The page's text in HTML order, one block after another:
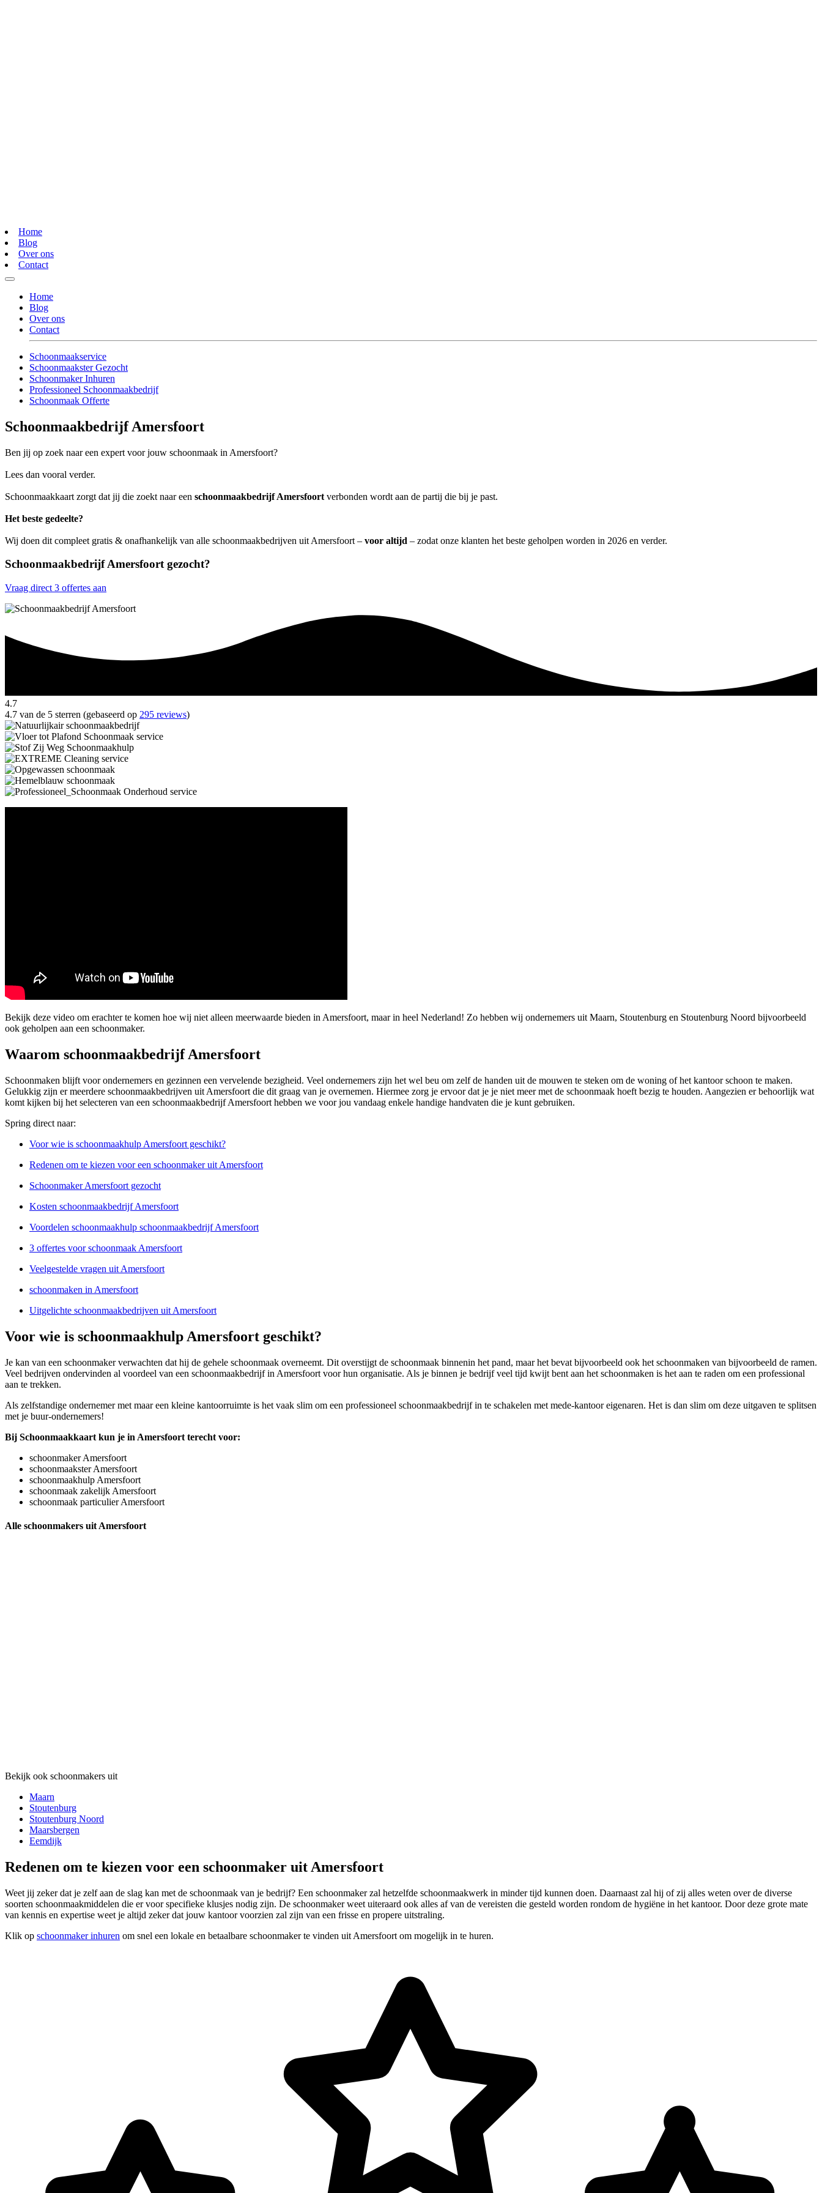
Home
Blog
Over ons
Contact
Home
Blog
Over ons
Contact
Schoonmaakservice
Schoonmaakster Gezocht
Schoonmaker Inhuren
Professioneel Schoonmaakbedrijf
Schoonmaak Offerte
Schoonmaakbedrijf Amersfoort
Ben jij op zoek naar een expert voor jouw schoonmaak in Amersfoort?
Lees dan vooral verder.
Schoonmaakkaart zorgt dat jij die zoekt naar een schoonmaakbedrijf Amersfoort verbonden wordt aan de partij die bij je past.
Het beste gedeelte?
Wij doen dit compleet gratis & onafhankelijk van alle schoonmaakbedrijven uit Amersfoort – voor altijd – zodat onze klanten het beste geholpen worden in 2026 en verder.
Schoonmaakbedrijf Amersfoort gezocht?
Vraag direct 3 offertes aan
4.7
4.7 van de 5 sterren (gebaseerd op 295 reviews)
Bekijk deze video om erachter te komen hoe wij niet alleen meerwaarde bieden in Amersfoort, maar in heel Nederland! Zo hebben wij ondernemers uit Maarn, Stoutenburg en Stoutenburg Noord bijvoorbeeld
ook geholpen aan een schoonmaker.
Waarom schoonmaakbedrijf Amersfoort
Schoonmaken blijft voor ondernemers en gezinnen een vervelende bezigheid. Veel ondernemers zijn het wel beu om zelf de handen uit de mouwen te steken om de woning of het kantoor schoon te maken.
Gelukkig zijn er meerdere schoonmaakbedrijven uit Amersfoort die dit graag van je overnemen. Hiermee zorg je ervoor dat je je niet meer met de schoonmaak hoeft bezig te houden. Aangezien er behoorlijk wat
komt kijken bij het selecteren van een schoonmaakbedrijf Amersfoort hebben we voor jou vandaag enkele handige handvaten die je kunt gebruiken.
Spring direct naar:
Voor wie is schoonmaakhulp Amersfoort geschikt?
Redenen om te kiezen voor een schoonmaker uit Amersfoort
Schoonmaker Amersfoort gezocht
Kosten schoonmaakbedrijf Amersfoort
Voordelen schoonmaakhulp schoonmaakbedrijf Amersfoort
3 offertes voor schoonmaak Amersfoort
Veelgestelde vragen uit Amersfoort
schoonmaken in Amersfoort
Uitgelichte schoonmaakbedrijven uit Amersfoort
Voor wie is schoonmaakhulp Amersfoort geschikt?
Je kan van een schoonmaker verwachten dat hij de gehele schoonmaak overneemt. Dit overstijgt de schoonmaak binnenin het pand, maar het bevat bijvoorbeeld ook het schoonmaken van bijvoorbeeld de ramen.
Veel bedrijven ondervinden al voordeel van een schoonmaakbedrijf in Amersfoort voor hun organisatie. Als je binnen je bedrijf veel tijd kwijt bent aan het schoonmaken is het aan te raden om een professional
aan te trekken.
Als zelfstandige ondernemer met maar een kleine kantoorruimte is het vaak slim om een professioneel schoonmaakbedrijf in te schakelen met mede-kantoor eigenaren. Het is dan slim om deze uitgaven te splitsen
met je buur-ondernemers!
Bij Schoonmaakkaart kun je in Amersfoort terecht voor:
schoonmaker Amersfoort
schoonmaakster Amersfoort
schoonmaakhulp Amersfoort
schoonmaak zakelijk Amersfoort
schoonmaak particulier Amersfoort
Alle schoonmakers uit Amersfoort
Bekijk ook schoonmakers uit
Maarn
Stoutenburg
Stoutenburg Noord
Maarsbergen
Eemdijk
Redenen om te kiezen voor een schoonmaker uit Amersfoort
Weet jij zeker dat je zelf aan de slag kan met de schoonmaak van je bedrijf? Een schoonmaker zal hetzelfde schoonmaakwerk in minder tijd kunnen doen. Daarnaast zal hij of zij alles weten over de diverse
soorten schoonmaakmiddelen die er voor specifieke klusjes nodig zijn. De schoonmaker weet uiteraard ook alles af van de vereisten die gesteld worden rondom de hygiëne in het kantoor. Door deze grote mate
van kennis en expertise weet je altijd zeker dat jouw kantoor voorzien zal zijn van een frisse en propere uitstraling.
Klik op schoonmaker inhuren om snel een lokale en betaalbare schoonmaker te vinden uit Amersfoort om mogelijk in te huren.